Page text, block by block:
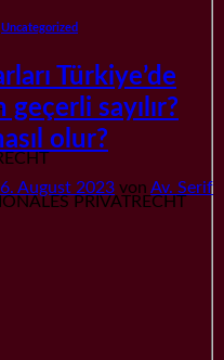
PRIVATRECHT
Uncategorized
Türkiye’de
sayılır?
olur?
6. August 2023 von Av. Serif